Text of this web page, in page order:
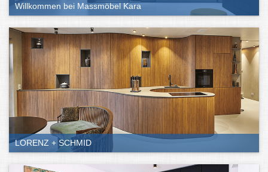
Willkommen bei Massmöbel Kara
LORENZ + SCHMID